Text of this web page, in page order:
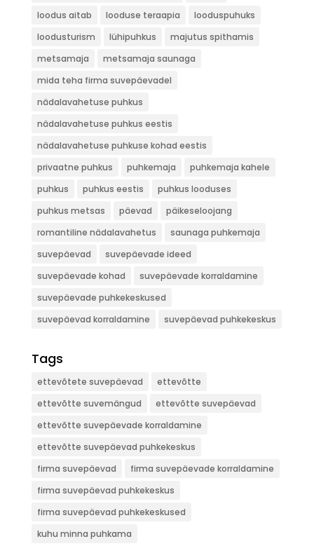
loodus aitab
looduse teraapia
looduspuhuks
loodusturism
lühipuhkus
majutus spithamis
metsamaja
metsamaja saunaga
mida teha firma suvepäevadel
nädalavahetuse puhkus
nädalavahetuse puhkus eestis
nädalavahetuse puhkuse kohad eestis
privaatne puhkus
puhkemaja
puhkemaja kahele
puhkus
puhkus eestis
puhkus looduses
puhkus metsas
päevad
päikeseloojang
romantiline nädalavahetus
saunaga puhkemaja
suvepäevad
suvepäevade ideed
suvepäevade kohad
suvepäevade korraldamine
suvepäevade puhkekeskused
suvepäevad korraldamine
suvepäevad puhkekeskus
Tags
ettevõtete suvepäevad
ettevõtte
ettevõtte suvemängud
ettevõtte suvepäevad
ettevõtte suvepäevade korraldamine
ettevõtte suvepäevad puhkekeskus
firma suvepäevad
firma suvepäevade korraldamine
firma suvepäevad puhkekeskus
firma suvepäevad puhkekeskused
kuhu minna puhkama